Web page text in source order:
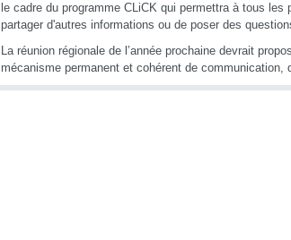
le cadre du programme CLiCK qui permettra à tous
partager d'autres informations ou de poser des
La réunion régionale de l’année prochaine devrait
mécanisme permanent et cohérent de communication,